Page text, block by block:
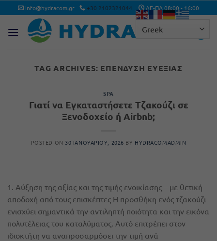
Μετάβαση
στο
περιεχόμενο
info@hydracom.gr +30 2102321044 ΔΕ-ΠΑ 08:00 - 16:00
TAG ARCHIVES: ΕΠΈΝΔΥΣΗ ΕΥΕΞΊΑΣ
SPA
Γιατί να Εγκαταστήσετε Τζακούζι σε
Ξενοδοχείο ή Airbnb;
POSTED ON 30 ΙΑΝΟΥΑΡΊΟΥ, 2026 BY HYDRACOMADMIN
1. Αύξηση της αξίας και της τιμής ενοικίασης – με θετική
αποδοχή από τους επισκέπτες Η προσθήκη ενός τζακούζι
ενισχύει σημαντικά την αντιληπτή ποιότητα και την εικόνα
πολυτέλειας του καταλύματος. Αυτό επιτρέπει στον
ιδιοκτήτη να αναπροσαρμόσει την τιμή ανά